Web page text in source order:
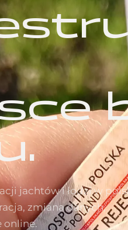
jachtów i łodzi w
zmiana danych,
online.